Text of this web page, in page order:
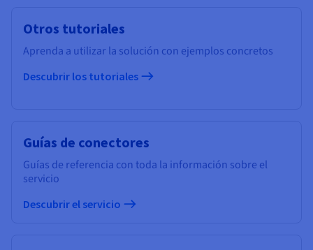
Otros tutoriales
Aprenda a utilizar la solución con ejemplos concretos
Descubrir los tutoriales
Guías de conectores
Guías de referencia con toda la información sobre el
servicio
Descubrir el servicio